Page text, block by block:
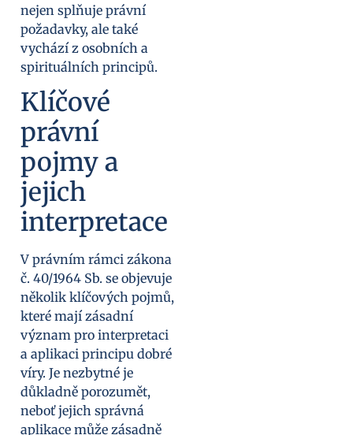
nejen splňuje právní
požadavky, ale také
vychází z osobních a
spirituálních principů.
Klíčové
právní
pojmy a
jejich
interpretace
V právním rámci zákona
č. 40/1964 Sb. se objevuje
několik klíčových pojmů,
které mají zásadní
význam pro interpretaci
a aplikaci principu dobré
víry. Je nezbytné je
důkladně porozumět,
neboť jejich správná
aplikace může zásadně